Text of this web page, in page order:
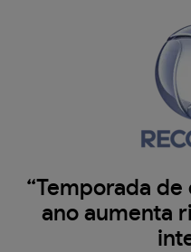
“Temporada
ano aumenta